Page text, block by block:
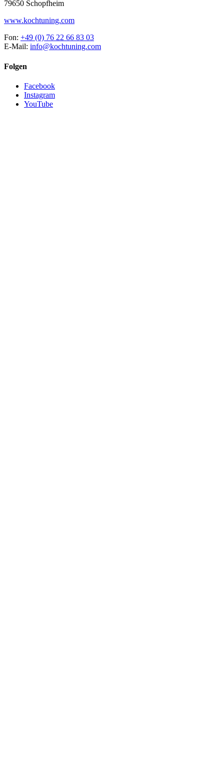
79650 Schopfheim
www.kochtuning.com
Fon: +49 (0) 76 22 66 83 03
E-Mail: info@kochtuning.com
Folgen
Facebook
Instagram
YouTube